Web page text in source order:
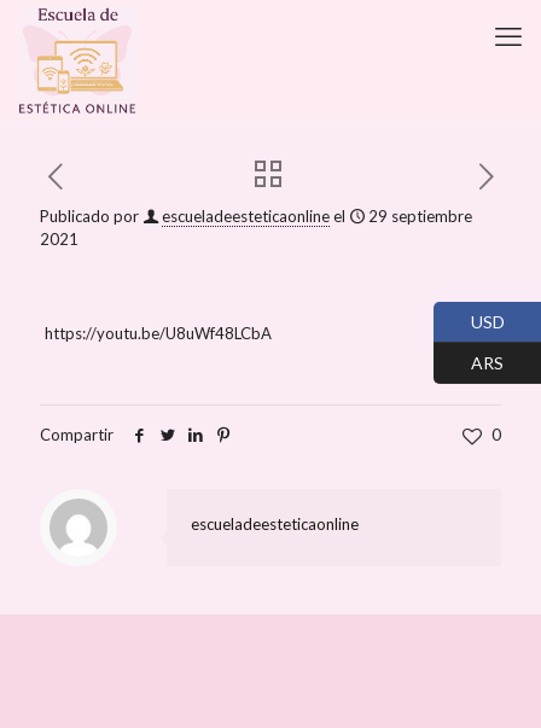
Publicado por escueladeesteticaonlineel
29 septiembre
2021
https://youtu.be/U8uWf48LCbA
Compartir 0
escueladeesteticaonline
USD
ARS